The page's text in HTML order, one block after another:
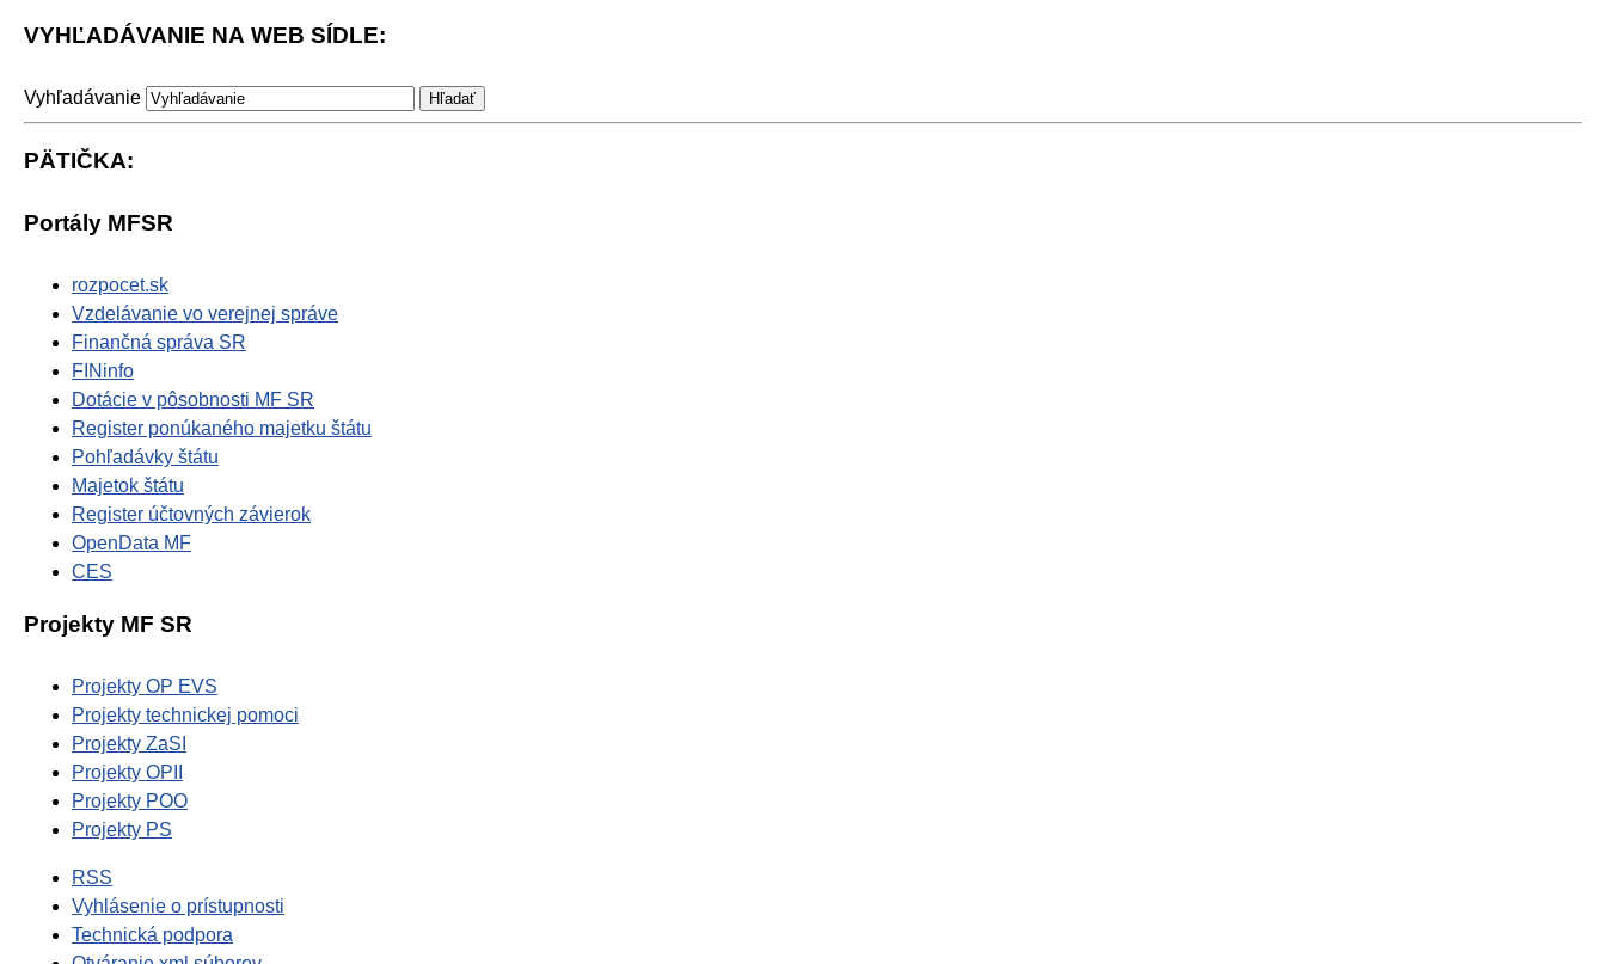
VYHĽADÁVANIE NA WEB SÍDLE:
Vyhľadávanie
PÄTIČKA:
Portály MFSR
rozpocet.sk
Vzdelávanie vo verejnej správe
Finančná správa SR
FINinfo
Dotácie v pôsobnosti MF SR
Register ponúkaného majetku štátu
Pohľadávky štátu
Majetok štátu
Register účtovných závierok
OpenData MF
CES
Projekty MF SR
Projekty OP EVS
Projekty technickej pomoci
Projekty ZaSI
Projekty OPII
Projekty POO
Projekty PS
RSS
Vyhlásenie o prístupnosti
Technická podpora